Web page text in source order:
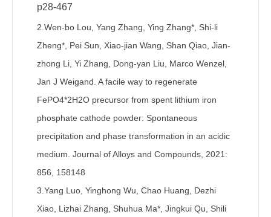
p28-467
2.Wen-bo Lou, Yang Zhang, Ying Zhang*, Shi-li
Zheng*, Pei Sun, Xiao-jian Wang, Shan Qiao, Jian-
zhong Li, Yi Zhang, Dong-yan Liu, Marco Wenzel,
Jan J Weigand. A facile way to regenerate
FePO4*2H2O precursor from spent lithium iron
phosphate cathode powder: Spontaneous
precipitation and phase transformation in an acidic
medium. Journal of Alloys and Compounds, 2021:
856, 158148
3.Yang Luo, Yinghong Wu, Chao Huang, Dezhi
Xiao, Lizhai Zhang, Shuhua Ma*, Jingkui Qu, Shili